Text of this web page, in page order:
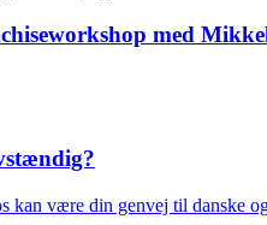
med
kan være din genvej til danske